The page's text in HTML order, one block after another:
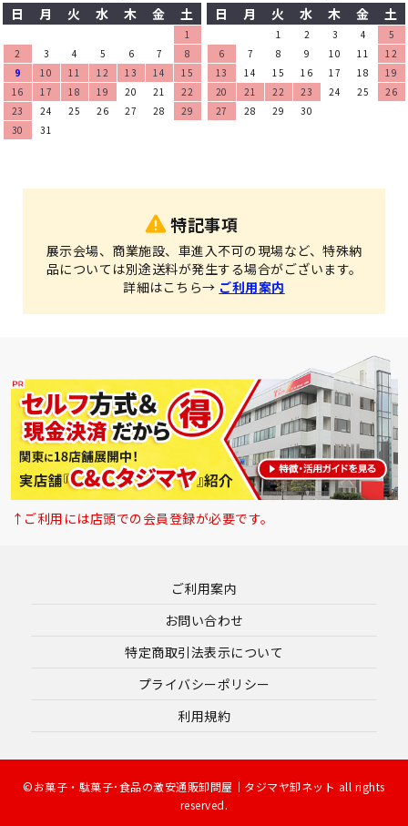
日
月 火 水 木 金 土
1
2
3 4 5 6 7
8
9
10 11 12 13 14
15
16
17 18 19 20 21
22
23
24 25 26 27 28
29
30
31
日
月 火 水 木 金 土
1 2 3 4
5
6
7 8 9 10 11
12
13
14 15 16 17 18
19
20
21 22 23 24 25
26
27
28 29 30
特記事項
展示会場、商業施設、車進入不可の現場など、特殊納
品については別途送料が発生する場合がございます。
詳細はこちら→ ご利用案内
↑ご利用には店頭での会員登録が必要です。
ご利用案内
お問い合わせ
特定商取引法表示について
プライバシーポリシー
利用規約
©お菓子・駄菓子･食品の激安通販卸問屋｜タジマヤ卸ネット all rights
reserved.